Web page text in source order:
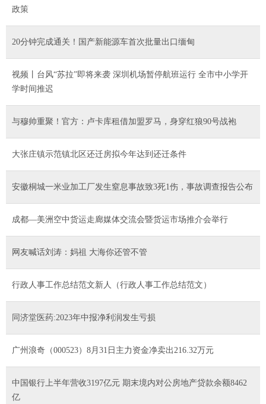
政策
20分钟完成通关！国产新能源车首次批量出口缅甸
视频丨台风“苏拉”即将来袭 深圳机场暂停航班运行 全市中小学开
学时间推迟
与穆帅重聚！官方：卢卡库租借加盟罗马，身穿红狼90号战袍
大张庄镇示范镇北区还迁房拟今年达到还迁条件
安徽桐城一米业加工厂发生窒息事故致3死1伤，事故调查报告公布
成都—美洲空中货运走廊媒体交流会暨货运市场推介会举行
网友喊话刘涛：妈祖 大海你还管不管
行政人事工作总结范文新人（行政人事工作总结范文）
同济堂医药:2023年中报净利润发生亏损
广州浪奇（000523）8月31日主力资金净卖出216.32万元
中国银行上半年营收3197亿元 期末境内对公房地产贷款余额8462
亿